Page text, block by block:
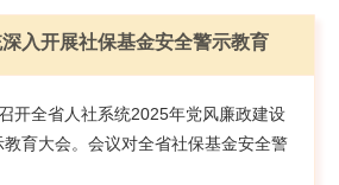
入开展社保基金安全警示教育
全省人社系统2025年党风廉政建设
育大会。会议对全省社保基金安全警